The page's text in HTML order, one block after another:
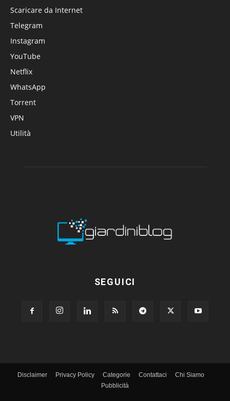
Scaricare da Internet
Telegram
Instagram
YouTube
Netflix
WhatsApp
Torrent
VPN
Utilità
SEGUICI
Disclaimer Privacy Policy Categorie Contattaci
Chi Siamo
Pubblicità